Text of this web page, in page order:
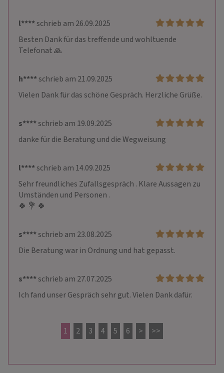
l****schrieb am 26.09.2025
Besten Dank für das treffende und wohltuende
Telefonat 🙏
h****schrieb am 21.09.2025
Vielen Dank für das schöne Gespräch. Herzliche Grüße.
s****schrieb am 19.09.2025
danke für die Beratung und die Wegweisung
l****schrieb am 14.09.2025
Sehr freundliches Zufallsgespräch . Klare Aussagen zu
Umständen und Personen .
🍀 💐 🍀
s****schrieb am 23.08.2025
Die Beratung war in Ordnung und hat gepasst.
s****schrieb am 27.07.2025
Ich fand unser Gespräch sehr gut. Vielen Dank dafür.
1 2 3 4 5 6 > >>